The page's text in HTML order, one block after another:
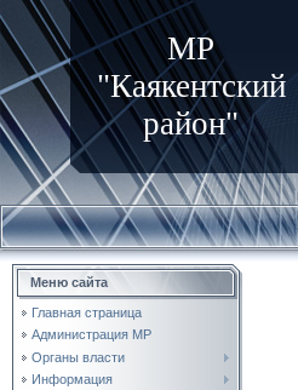
МР
"Каякентский
район"
Меню сайта
Главная страница
Администрация МР
Органы власти
Информация